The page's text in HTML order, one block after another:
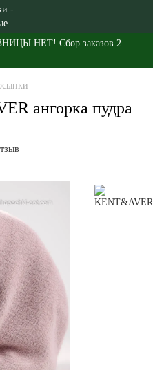
НЕТ! Сбор заказов 2
ангорка пудра